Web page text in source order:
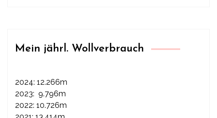
Mein jährl. Wollverbrauch
2024: 12.266m
2023: 9.796m
2022: 10.726m